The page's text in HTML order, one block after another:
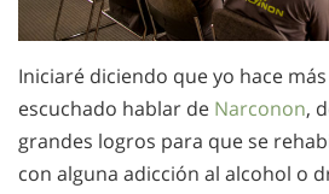
Iniciaré diciendo que yo hace
escuchado hablar de Narconon,
grandes logros para que se
con alguna adicción al alcohol o